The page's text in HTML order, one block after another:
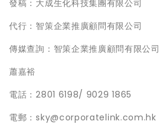
發稿：大成生化科技集團有限公司
代行：智策企業推廣顧問有限公司
傳媒查詢：智策企業推廣顧問有限公司
蕭嘉裕
電話：2801 6198/ 9029 1865
電郵：sky@corporatelink.com.hk